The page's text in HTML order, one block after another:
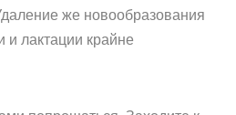
же новообразования
и лактации крайне